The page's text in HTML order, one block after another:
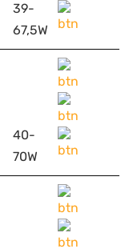
39-
67,5W
40-
70W